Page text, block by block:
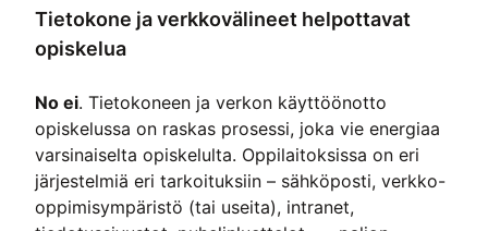
Tietokone ja verkkovälineet helpottavat
opiskelua
No ei. Tietokoneen ja verkon käyttöönotto
opiskelussa on raskas prosessi, joka vie energiaa
varsinaiselta opiskelulta. Oppilaitoksissa on eri
järjestelmiä eri tarkoituksiin – sähköposti, verkko-
oppimisympäristö (tai useita), intranet,